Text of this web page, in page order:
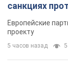
санкциях
Видео
Европейские
проекту
5 часов назад